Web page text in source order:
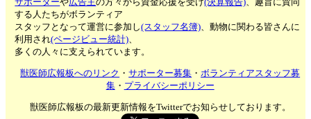
する人たちがボランティア
スタッフとなって運営に参加し(スタッフ名簿)、動物に関わる皆さんに
利用され(ページビュー統計)、
多くの人々に支えられています。
獣医師広報板へのリンク ・サポーター募集 ・ボランティアスタッフ募
集・ プライバシーポリシー
獣医師広報板の最新更新情報をTwitterでお知らせしております。